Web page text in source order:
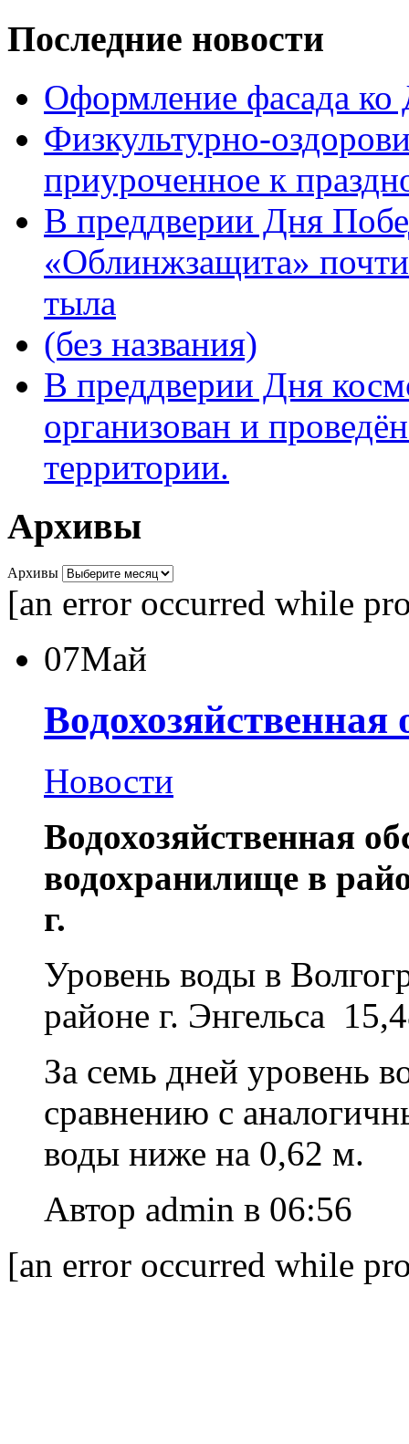
Последние новости
Оформление фасада
Физкультурно-
приуроченное к
В преддверии Дня
«Облинжзащита»
тыла
(без названия)
В преддверии Дня
организован и
территории.
Архивы
Архивы
[an error occurred while
07Май
Водохозяйственная
Новости
Водохозяйственная
водохранилище в
г.
Уровень воды в
районе г. Энгельса
За семь дней уровень
сравнению с
воды ниже на 0,62 м.
Автор admin в 06:56
[an error occurred while